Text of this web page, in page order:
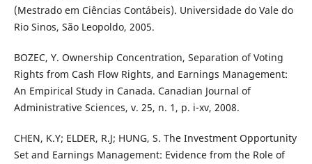
(Mestrado em Ciências Contábeis). Universidade do Vale do
Rio Sinos, São Leopoldo, 2005.
BOZEC, Y. Ownership Concentration, Separation of Voting
Rights from Cash Flow Rights, and Earnings Management:
An Empirical Study in Canada. Canadian Journal of
Administrative Sciences, v. 25, n. 1, p. i-xv, 2008.
CHEN, K.Y; ELDER, R.J; HUNG, S. The Investment Opportunity
Set and Earnings Management: Evidence from the Role of